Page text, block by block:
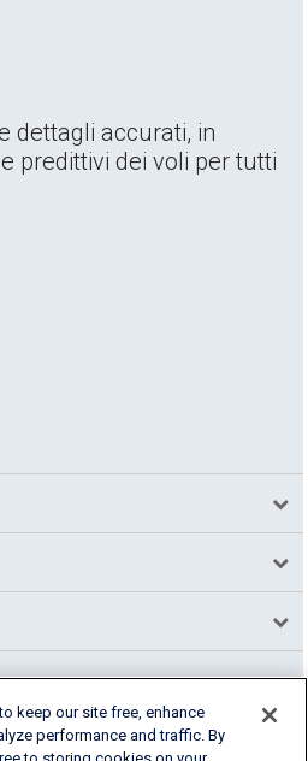
dettagli accurati, in
predittivi dei voli per tutti
keep our site free, enhance
performance and traffic. By